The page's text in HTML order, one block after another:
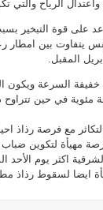
الرياح والتي
على قوة التبخير
يتفاوت بين امطار
المقبل.
خفيفة السرعة
مع فرصة رذاذ
مهيأة لتكوين
اكثر يوم الأحد
لسقوط رذاذ مطر